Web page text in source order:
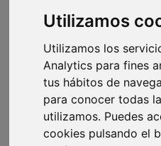
Utilizamos
Utilizamos los
Analytics para fines
tus hábitos de
para conocer todas
utilizamos. Puedes
cookies pulsando el